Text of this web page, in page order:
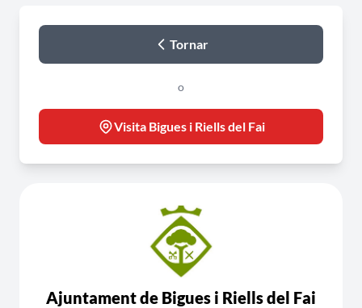
Tornar
o
Visita Bigues i Riells del Fai
Ajuntament de Bigues i Riells del Fai